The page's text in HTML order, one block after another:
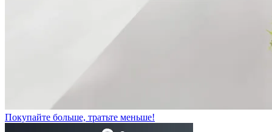
Покупайте больше, тратьте меньше!